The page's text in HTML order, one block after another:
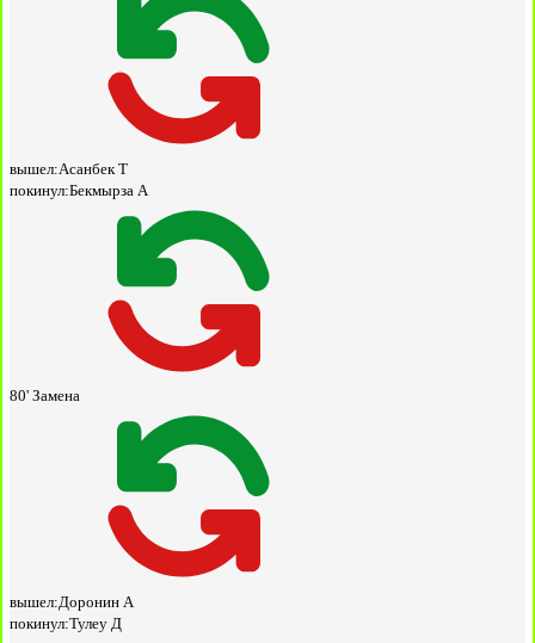
вышел:Асанбек Т
покинул:Бекмырза А
80' Замена
вышел:Доронин А
покинул:Тулеу Д